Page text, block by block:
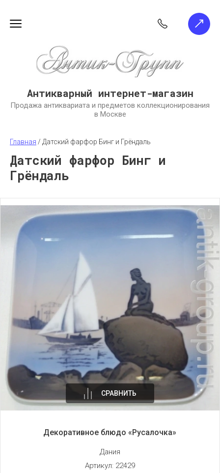
Антикварный интернет-магазин
Продажа антиквариата и предметов коллекционирования
в Москве
Главная / Датский фарфор Бинг и Грёндаль
Датский фарфор Бинг и
Грёндаль
СРАВНИТЬ
Декоративное блюдо «Русалочка»
Дания
Артикул: 22429